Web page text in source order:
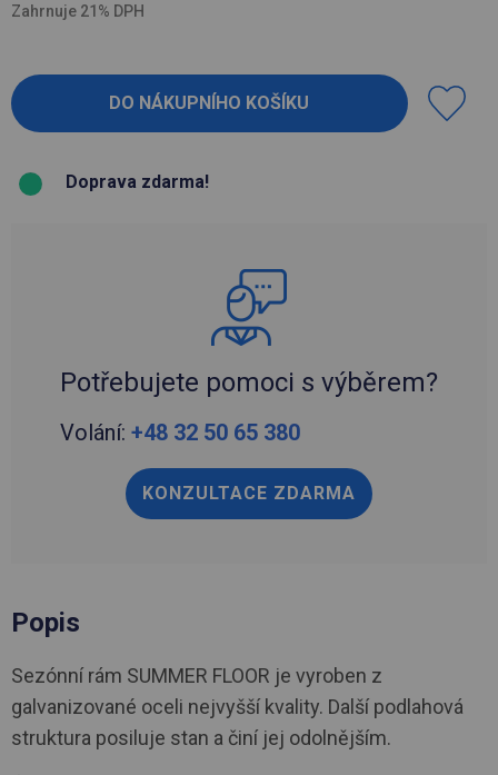
Zahrnuje 21% DPH
Doprava zdarma!
Potřebujete pomoci s výběrem?
Volání: +48 32 50 65 380
KONZULTACE ZDARMA
Popis
Sezónní rám SUMMER FLOOR je vyroben z
galvanizované oceli nejvyšší kvality. Další podlahová
struktura posiluje stan a činí jej odolnějším.